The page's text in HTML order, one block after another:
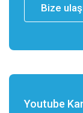
Bize
Youtube